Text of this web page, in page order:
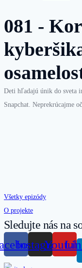
081 -
Deti hľadajú únik do sveta
Snapchat. Neprekrúcajme
Všetky epizódy
O projekte
Sledujte nás na
Instagram